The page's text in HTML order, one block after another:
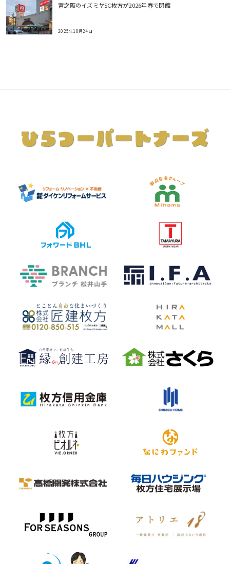
宮之阪のイズミヤSC枚方が2026年春で閉館
2025年10月24日